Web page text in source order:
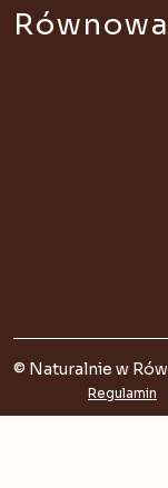
© Naturalnie w
Regulamin